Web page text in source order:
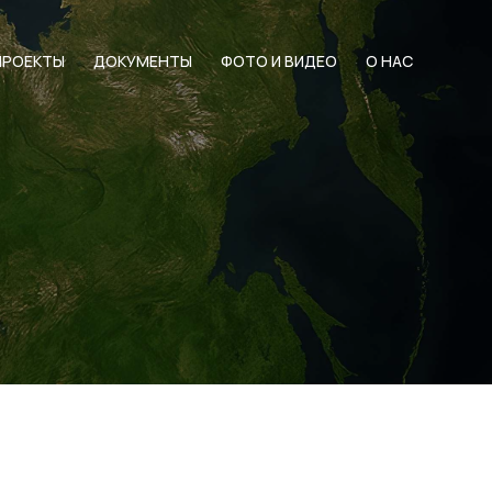
ДОКУМЕНТЫ ФОТО И ВИДЕО О НАС